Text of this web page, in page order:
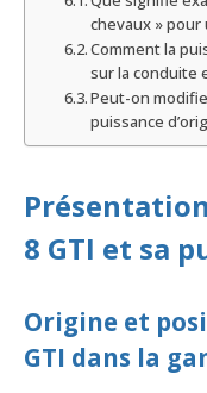
chevaux » pour
Comment la
sur la conduite
Peut-on
puissance
8 GTI et sa
Origine et
GTI dans la